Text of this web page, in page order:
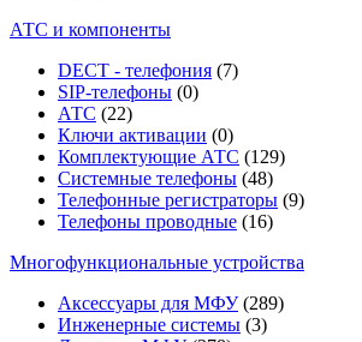
АТС и компоненты
DECT - телефония (7)
SIP-телефоны (0)
АТС (22)
Ключи активации (0)
Комплектующие АТС (129)
Системные телефоны (48)
Телефонные регистраторы (9)
Телефоны проводные (16)
Многофункциональные устройства
Аксессуары для МФУ(289)
Инженерные системы (3)